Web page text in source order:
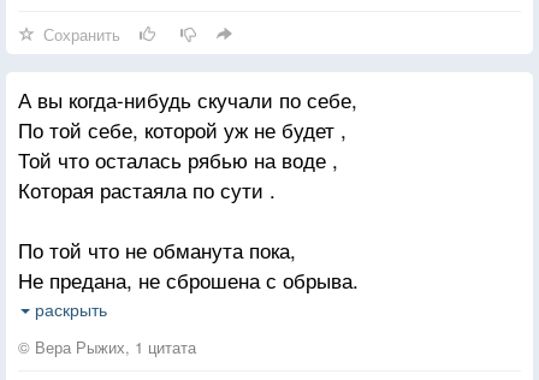
Я ответа боюсь — Знаешь?
Ты ответь мне, но только глазами.
Ты ответь мне глазами — Любишь?
Если да, то тебе обещаю,
Что ты самой счастливой будешь.
Не кори своим взглядом, не надо,
Не тяни за собою в омут,
Но меня ты чуть-чуть помни
Сохранить
А вы когда-нибудь скучали по себе,
По той себе, которой уж не будет ,
Той что осталась рябью на воде ,
Которая растаяла по сути .
По той что не обманута пока,
Не предана, не сброшена с обрыва.
По той что невесома и легка ...
Которой незнакома точка срыва .
раскрыть
© Вера Рыжих, 1 цитата